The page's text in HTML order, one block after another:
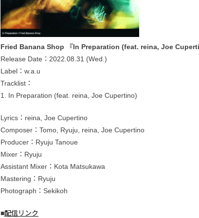
Fried Banana Shop 『In Preparation (feat. reina, Joe
Release Date：2022.08.31 (Wed.)
Label：w.a.u
Tracklist：
1. In Preparation (feat. reina, Joe Cupertino)
Lyrics：reina, Joe Cupertino
Composer：Tomo, Ryuju, reina, Joe Cupertino
Producer：Ryuju Tanoue
Mixer：Ryuju
Assistant Mixer：Kota Matsukawa
Mastering：Ryuju
Photograph：Sekikoh
■配信リンク